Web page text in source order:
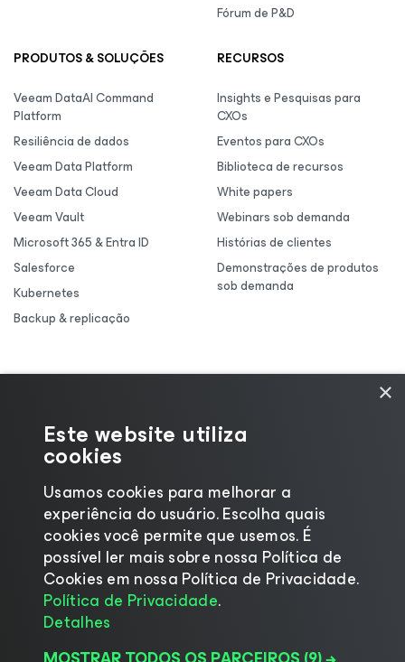
Fórum de P&D
PRODUTOS & SOLUÇÕES
Veeam DataAI Command
Platform
Resiliência de dados
Veeam Data Platform
Veeam Data Cloud
Veeam Vault
Microsoft 365 & Entra ID
Salesforce
Kubernetes
Backup & replicação
RECURSOS
Insights e Pesquisas para
CXOs
Eventos para CXOs
Biblioteca de recursos
White papers
Webinars sob demanda
Histórias de clientes
Demonstrações de produtos
sob demanda
©2026 Veeam® Software |Aviso de Privacidade
Aviso de Cookies|Jurídico
licenciamento
×
Este website utiliza
cookies
Usamos cookies para melhorar a
experiência do usuário. Escolha quais
cookies você permite que usemos. É
possível ler mais sobre nossa Política de
Cookies em nossa Política de Privacidade.
Política de Privacidade.
Detalhes